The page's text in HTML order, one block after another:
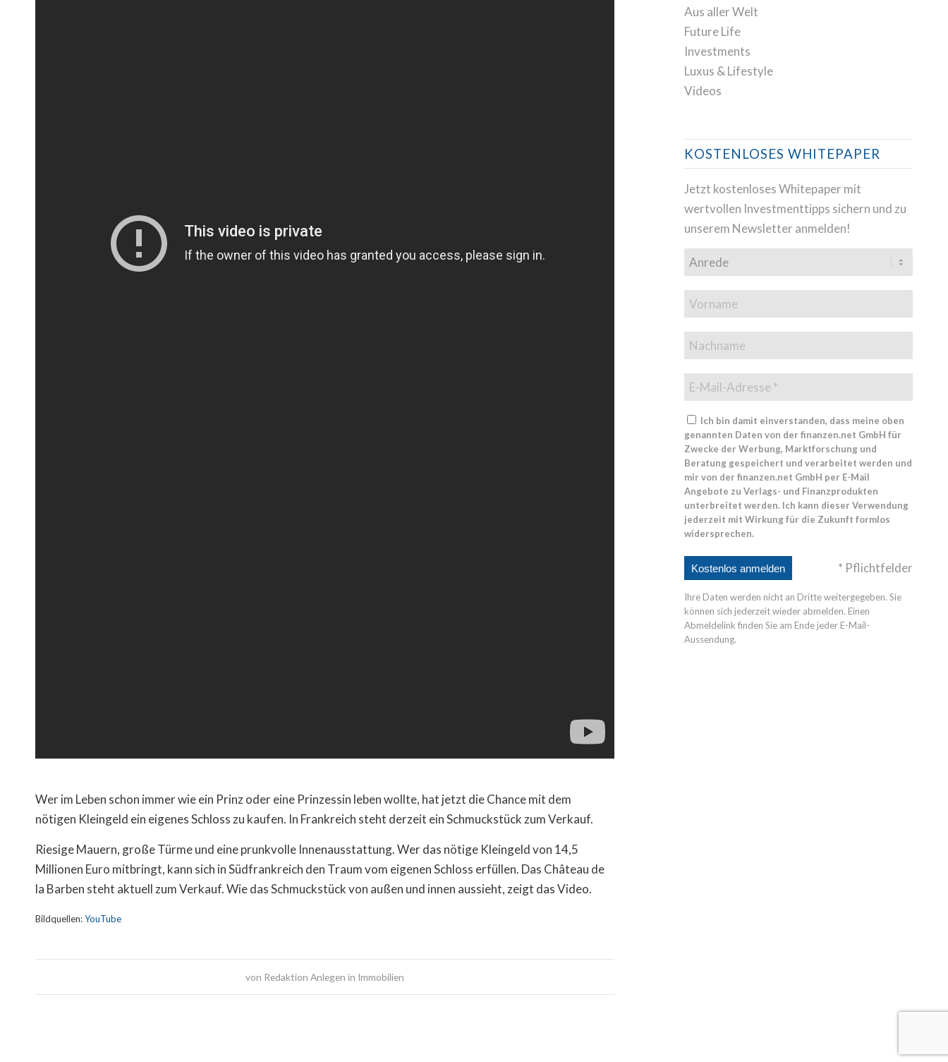
Wer im Leben schon immer wie ein Prinz oder eine Prinzessin leben wollte, hat jetzt die Chance mit dem
nötigen Kleingeld ein eigenes Schloss zu kaufen. In Frankreich steht derzeit ein Schmuckstück zum Verkauf.
Riesige Mauern, große Türme und eine prunkvolle Innenausstattung. Wer das nötige Kleingeld von 14,5
Millionen Euro mitbringt, kann sich in Südfrankreich den Traum vom eigenen Schloss erfüllen. Das Château de
la Barben steht aktuell zum Verkauf. Wie das Schmuckstück von außen und innen aussieht, zeigt das Video.
Bildquellen:YouTube
von Redaktion Anlegen in Immobilien
Aus aller Welt
Future Life
Investments
Luxus & Lifestyle
Videos
KOSTENLOSES WHITEPAPER
Jetzt kostenloses Whitepaper mit
wertvollen Investmenttipps sichern und zu
unserem Newsletter anmelden!
Ich bin damit einverstanden, dass meine oben
genannten Daten von der finanzen.net GmbH für
Zwecke der Werbung, Marktforschung und
Beratung gespeichert und verarbeitet werden und
mir von der finanzen.net GmbH per E-Mail
Angebote zu Verlags- und Finanzprodukten
unterbreitet werden. Ich kann dieser Verwendung
jederzeit mit Wirkung für die Zukunft formlos
widersprechen.
* Pflichtfelder
Ihre Daten werden nicht an Dritte weitergegeben. Sie
können sich jederzeit wieder abmelden. Einen
Abmeldelink finden Sie am Ende jeder E-Mail-
Aussendung.